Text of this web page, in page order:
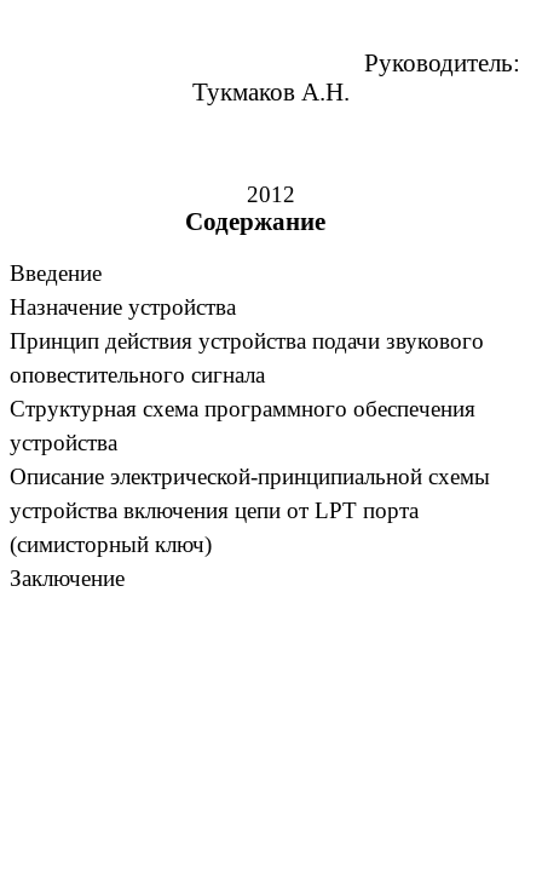
Руководитель:
Тукмаков А.Н.
2012
Содержание
Введение
Назначение устройства
Принцип действия устройства подачи звукового
оповестительного сигнала
Структурная схема программного обеспечения
устройства
Описание электрической-принципиальной схемы
устройства включения цепи от LPT порта
(симисторный ключ)
Заключение